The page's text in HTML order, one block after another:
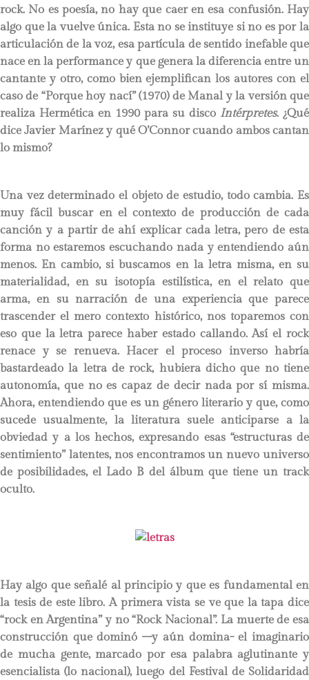
rock. No es poesía, no hay que caer en esa confusión. Hay
algo que la vuelve única. Esta no se instituye si no es por la
articulación de la voz, esa partícula de sentido inefable que
nace en la performance y que genera la diferencia entre un
cantante y otro, como bien ejemplifican los autores con el
caso de “Porque hoy nací” (1970) de Manal y la versión que
realiza Hermética en 1990 para su disco Intérpretes. ¿Qué
dice Javier Marínez y qué O’Connor cuando ambos cantan
lo mismo?
Una vez determinado el objeto de estudio, todo cambia. Es
muy fácil buscar en el contexto de producción de cada
canción y a partir de ahí explicar cada letra, pero de esta
forma no estaremos escuchando nada y entendiendo aún
menos. En cambio, si buscamos en la letra misma, en su
materialidad, en su isotopía estilística, en el relato que
arma, en su narración de una experiencia que parece
trascender el mero contexto histórico, nos toparemos con
eso que la letra parece haber estado callando. Así el rock
renace y se renueva. Hacer el proceso inverso habría
bastardeado la letra de rock, hubiera dicho que no tiene
autonomía, que no es capaz de decir nada por sí misma.
Ahora, entendiendo que es un género literario y que, como
sucede usualmente, la literatura suele anticiparse a la
obviedad y a los hechos, expresando esas “estructuras de
sentimiento” latentes, nos encontramos un nuevo universo
de posibilidades, el Lado B del álbum que tiene un track
oculto.
Hay algo que señalé al principio y que es fundamental en
la tesis de este libro. A primera vista se ve que la tapa dice
“rock en Argentina” y no “Rock Nacional”. La muerte de esa
construcción que dominó –y aún domina- el imaginario
de mucha gente, marcado por esa palabra aglutinante y
esencialista (lo nacional), luego del Festival de Solidaridad